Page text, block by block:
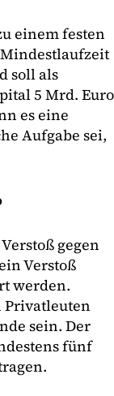
einem festen
soll als
5 Mrd. Euro
es eine
Aufgabe sei,
gegen
Verstoß
werden.
Privatleuten
sein. Der
fünf